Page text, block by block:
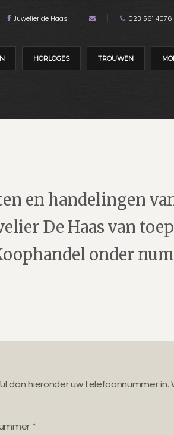
Juwelier de Haas 023 561 4076
HORLOGES TROUWEN
en handelingen
De Haas van
onder
dan hieronder uw telefoonnummer in.
*